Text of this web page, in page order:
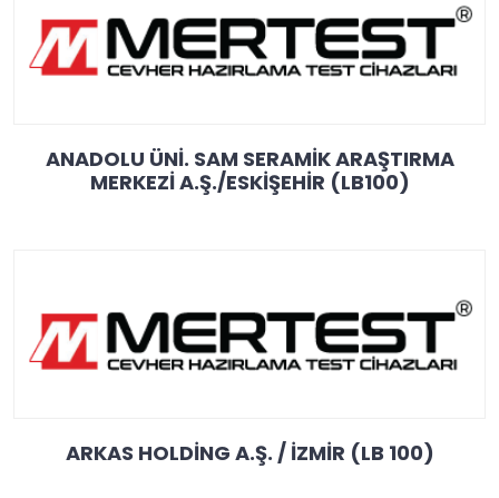
ANADOLU ÜNİ. SAM SERAMİK ARAŞTIRMA
MERKEZİ A.Ş./ESKİŞEHİR (LB100)
ARKAS HOLDİNG A.Ş. / İZMİR (LB 100)